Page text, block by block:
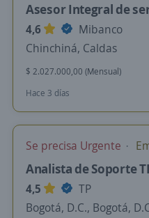
Asesor Integral de
4,6
Mibanco
Chinchiná, Caldas
$ 2.027.000,00 (Mensual)
Hace 3 días
Se precisa Urgente
Analista de Soporte
4,5
TP
Bogotá, D.C., Bogotá,